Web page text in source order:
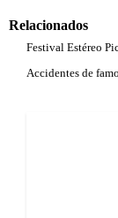
Relacionados
Festival Estéreo
Accidentes de